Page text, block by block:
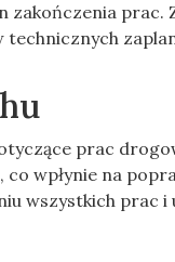
zakończenia
prac
wpłynie na
wszystkich prac